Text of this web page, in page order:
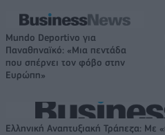
Mundo Deportivo για
Παναθηναϊκό: «Μια πεντάδα
που σπέρνει τον φόβο στην
Ευρώπη»
Ελληνική Αναπτυξιακή Τράπεζα: Με